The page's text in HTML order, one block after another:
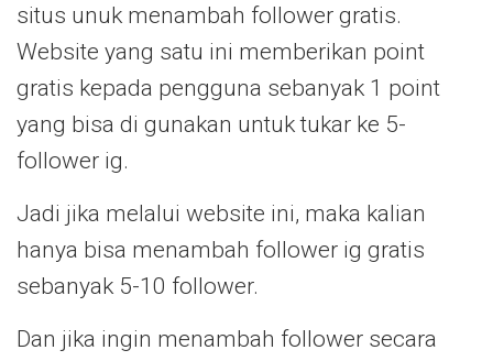
situs unuk menambah follower gratis.
Website yang satu ini memberikan point
gratis kepada pengguna sebanyak 1 point
yang bisa di gunakan untuk tukar ke 5-
follower ig.
Jadi jika melalui website ini, maka kalian
hanya bisa menambah follower ig gratis
sebanyak 5-10 follower.
Dan jika ingin menambah follower secara